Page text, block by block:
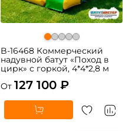
B-16468 Коммерческий
надувной батут «Поход в
цирк» с горкой, 4*4*2,8 м
От 127 100 ₽